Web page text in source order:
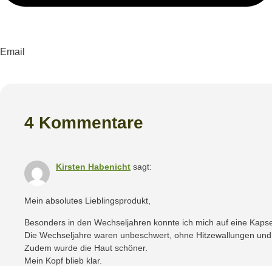
Email
4 Kommentare
Kirsten Habenicht sagt:
Mein absolutes Lieblingsprodukt,
Besonders in den Wechseljahren konnte ich mich auf eine
Die Wechseljahre waren unbeschwert, ohne Hitzewallungen
Zudem wurde die Haut schöner.
Mein Kopf blieb klar.